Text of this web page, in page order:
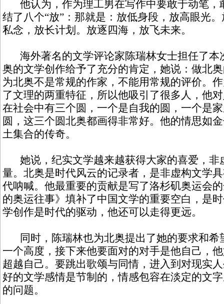
他认为，作为理工男在写作中要敢于动笔，
结了八个“放”：那就是：放低身段，放高眼光
私念，放长计划。放逐四海，放飞未来。
海外著名的文学评论家陈瑞林女士担任了本
奥的文学创作给予了充分的肯定，她说：做北
为北奥不是常规的作家，不能用常规的评价。
了文理的两重特征，所以他吸引了很多人，他
在社会中有三个圆，一个是自我的圆，一个是
圆，这三个圆北奥都画得非常好。他的情思如
土集合的传奇。
她说，纪实文学越来越获得大家的喜爱，非
量。北奥是时代风云的记录者，是非虚构文学
代呐喊。他最重要的贡献是写了洛杉矶奥运会
的奥运往事》填补了中国文学的重要空白，是
学创作是时代的驱动，他还可以走得更远。
同时，陈瑞林也为北奥提出了她的要求和希
一个高度，接下来他要面对的对手是他自己，
超越自己。要跳出歌颂与同情，进入到对现实
好的文学感情是节制的，情感包容在淡定的文
的问题。